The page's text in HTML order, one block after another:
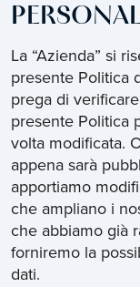
La “Azienda” si
presente Politica
prega di
presente Politica
volta modificata.
appena sarà
apportiamo
che ampliano i
che abbiamo già
forniremo la
dati.